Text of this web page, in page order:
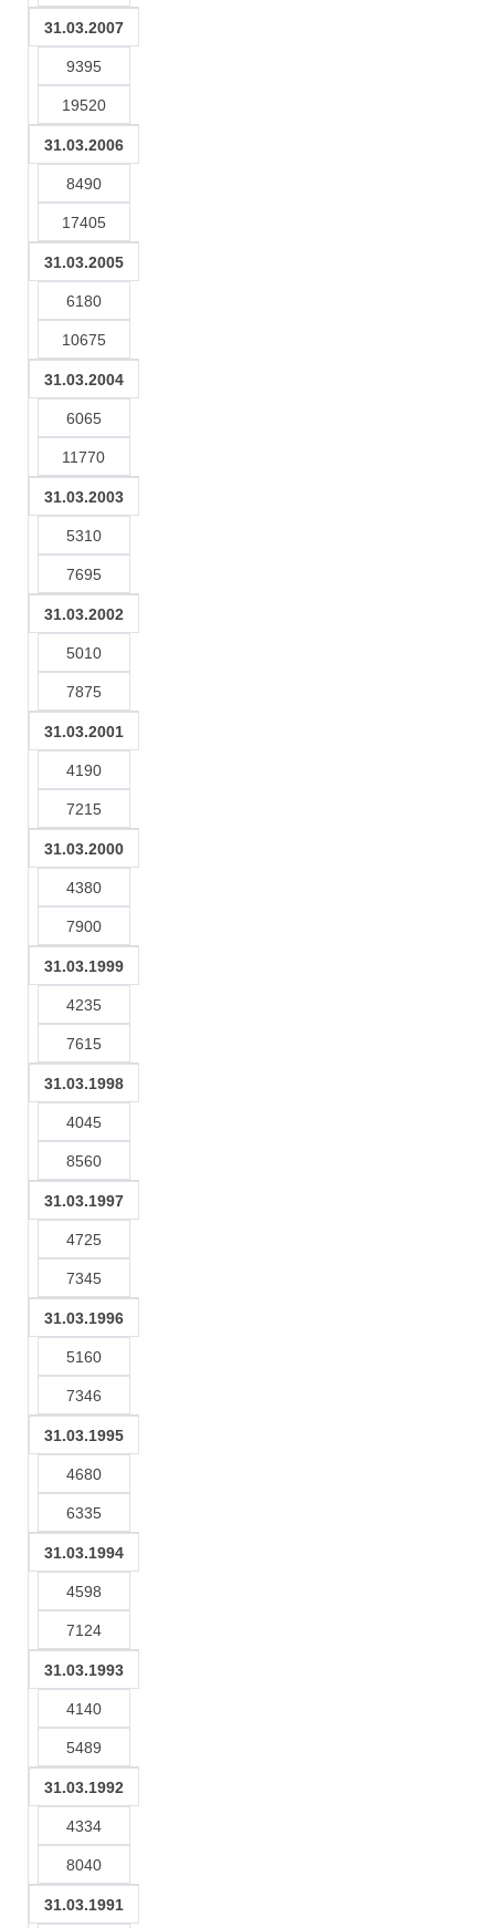
31.03.2007
9395
19520
31.03.2006
8490
17405
31.03.2005
6180
10675
31.03.2004
6065
11770
31.03.2003
5310
7695
31.03.2002
5010
7875
31.03.2001
4190
7215
31.03.2000
4380
7900
31.03.1999
4235
7615
31.03.1998
4045
8560
31.03.1997
4725
7345
31.03.1996
5160
7346
31.03.1995
4680
6335
31.03.1994
4598
7124
31.03.1993
4140
5489
31.03.1992
4334
8040
31.03.1991